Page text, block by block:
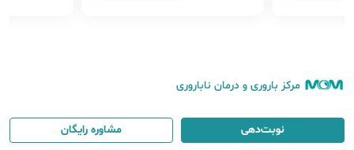
مرکز باروری و درمان ناباروری
نوبت‌دهی مشاوره رایگان